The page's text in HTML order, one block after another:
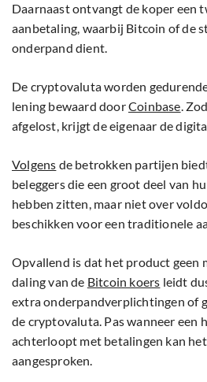
Daarnaast ontvangt de koper een
aanbetaling, waarbij Bitcoin of de
onderpand dient.
De cryptovaluta worden
lening bewaard doorCoinbase.
afgelost, krijgt de eigenaar de
Volgens de betrokken partijen
beleggers die een groot deel van
hebben zitten, maar niet over
beschikken voor een traditionele
Opvallend is dat het product geen
daling van de Bitcoin koers leidt
extra onderpandverplichtingen of
de cryptovaluta. Pas wanneer een
achterloopt met betalingen kan
aangesproken.